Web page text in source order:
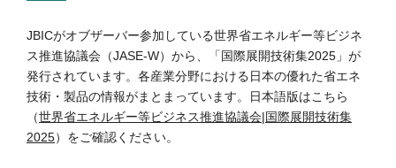
JBICがオブザーバー参加している世界省エネルギー等ビジネ
ス推進協議会（JASE-W）から、「国際展開技術集2025」が
発行されています。各産業分野における日本の優れた省エネ
技術・製品の情報がまとまっています。日本語版はこちら
（世界省エネルギー等ビジネス推進協議会|国際展開技術集
2025）をご確認ください。